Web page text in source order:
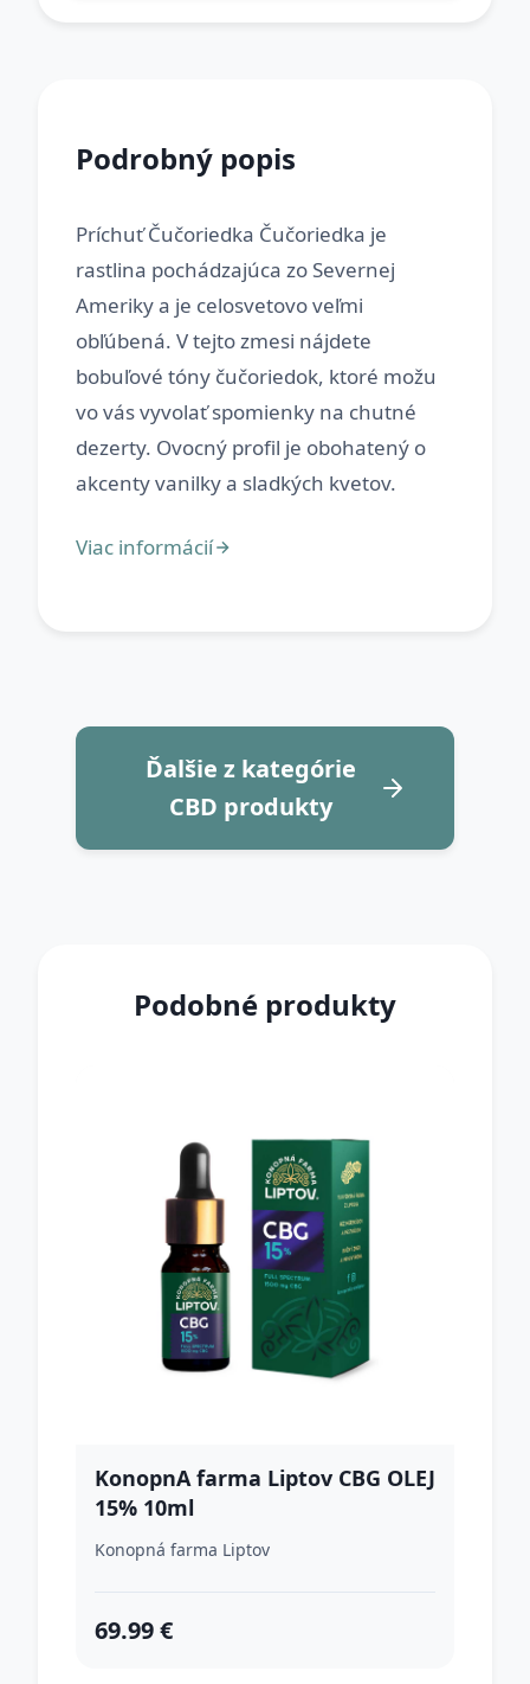
Podrobný popis
Príchuť Čučoriedka Čučoriedka je
rastlina pochádzajúca zo Severnej
Ameriky a je celosvetovo veľmi
obľúbená. V tejto zmesi nájdete
bobuľové tóny čučoriedok, ktoré možu
vo vás vyvolať spomienky na chutné
dezerty. Ovocný profil je obohatený o
Ďalšie z kategórie
CBD produkty
Podobné produkty
KonopnA farma Liptov CBG OLEJ
15% 10ml
Konopná farma Liptov
69.99 €